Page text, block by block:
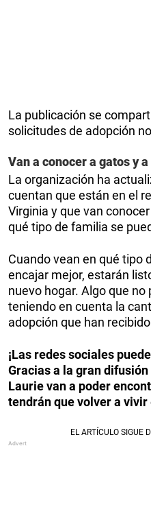
La publicación se
solicitudes de adopción
Van a conocer a gatos y
La organización ha
cuentan que están en el
Virginia y que van
qué tipo de familia se
Cuando vean en qué tipo
encajar mejor, estarán
nuevo hogar. Algo que
teniendo en cuenta la
adopción que han
¡Las redes sociales
Gracias a la gran
Laurie van a poder
tendrán que volver a vivir